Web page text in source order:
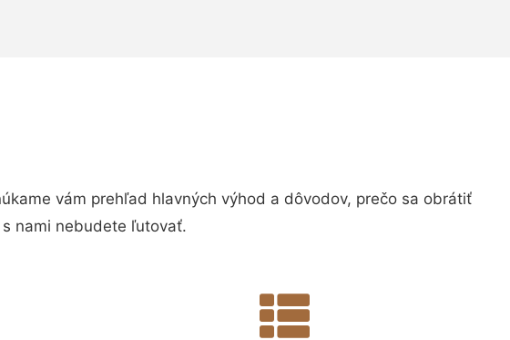
vám prehľad hlavných výhod a dôvodov, prečo sa obrátiť
nami nebudete ľutovať.